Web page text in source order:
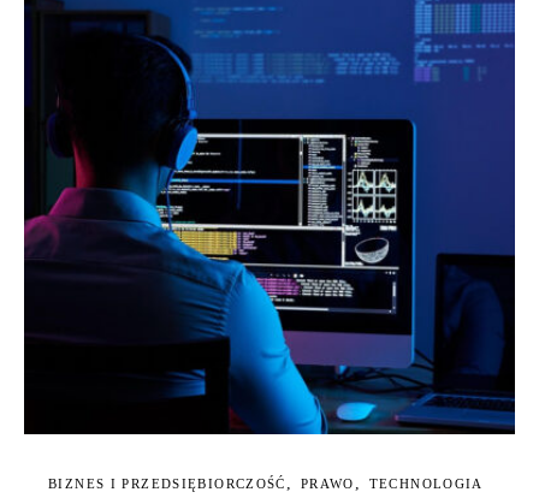
BIZNES I PRZEDSIĘBIORCZOŚĆ PRAWO TECHNOLOGIA